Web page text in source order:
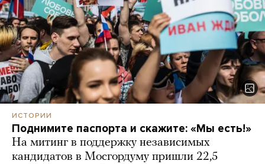
ИСТОРИИ
Поднимите паспорта и скажите: «Мы есть!»
На митинг в поддержку независимых
кандидатов в Мосгордуму пришли 22,5